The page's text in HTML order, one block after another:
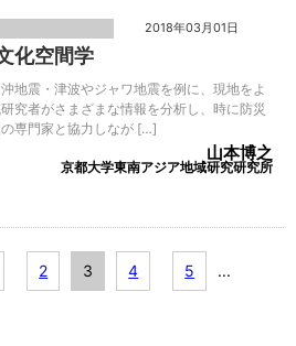
2018年03月01日
化空間学
地震・津波やジャワ地震を例に、現地をよ
究者がさまざまな情報を分析し、時に防災
専門家と協力しなが […]
山本博之
京都大学東南アジア地域研究研究所
2 3 4 5 ...